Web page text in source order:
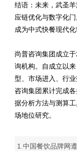
结语：未来，武圣
应链优化与数字化
成为中式快餐现代化
尚普咨询集团成立
询机构。自成立以
型、市场进入、行
咨询集团累计完成
据分析方法与测算
场地位研究。
1.中国餐饮品牌网